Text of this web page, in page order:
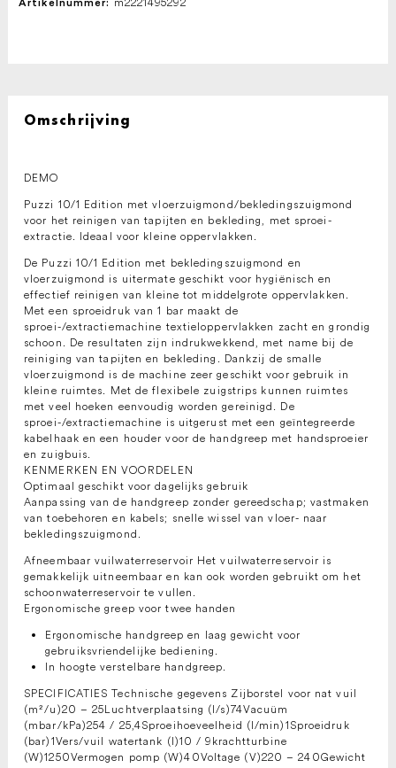
Artikelnummer:
Omschrijving
DEMO
Puzzi 10/1 Edition met vloerzuigmond/bekledingszuigmond
voor het reinigen van tapijten en bekleding, met sproei-
extractie. Ideaal voor kleine oppervlakken.
De Puzzi 10/1 Edition met bekledingszuigmond en
vloerzuigmond is uitermate geschikt voor hygiënisch en
effectief reinigen van kleine tot middelgrote oppervlakken.
Met een sproeidruk van 1 bar maakt de
sproei-/extractiemachine textieloppervlakken zacht en grondig
schoon. De resultaten zijn indrukwekkend, met name bij de
reiniging van tapijten en bekleding. Dankzij de smalle
vloerzuigmond is de machine zeer geschikt voor gebruik in
kleine ruimtes. Met de flexibele zuigstrips kunnen ruimtes
met veel hoeken eenvoudig worden gereinigd. De
sproei-/extractiemachine is uitgerust met een geïntegreerde
kabelhaak en een houder voor de handgreep met handsproeier
en zuigbuis.
KENMERKEN EN VOORDELEN
Optimaal geschikt voor dagelijks gebruik
Aanpassing van de handgreep zonder gereedschap; vastmaken
van toebehoren en kabels; snelle wissel van vloer- naar
bekledingszuigmond.
Afneembaar vuilwaterreservoir Het vuilwaterreservoir is
gemakkelijk uitneembaar en kan ook worden gebruikt om het
schoonwaterreservoir te vullen.
Ergonomische greep voor twee handen
Ergonomische handgreep en laag gewicht voor
gebruiksvriendelijke bediening.
In hoogte verstelbare handgreep.
SPECIFICATIES Technische gegevens Zijborstel voor nat vuil
(m²/u)20 – 25Luchtverplaatsing (l/s)74Vacuüm
(mbar/kPa)254 / 25,4Sproeihoeveelheid (l/min)1Sproeidruk
(bar)1Vers/vuil watertank (l)10 / 9krachtturbine
(W)1250Vermogen pomp (W)40Voltage (V)220 – 240Gewicht